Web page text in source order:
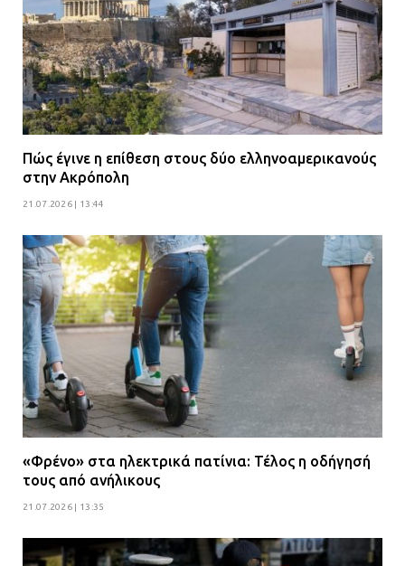
Πώς έγινε η επίθεση στους δύο ελληνοαμερικανούς
στην Ακρόπολη
21.07.2026 | 13:44
«Φρένο» στα ηλεκτρικά πατίνια: Τέλος η οδήγησή
τους από ανήλικους
21.07.2026 | 13:35